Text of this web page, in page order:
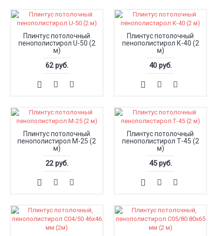
Плинтус потолочный
пенополистирол U-50 (2
м)
62 руб.
Плинтус потолочный
пенополистирол К-40 (2
м)
40 руб.
Плинтус потолочный
пенополистирол М-25 (2
м)
22 руб.
Плинтус потолочный
пенополистирол Т-45 (2
м)
45 руб.